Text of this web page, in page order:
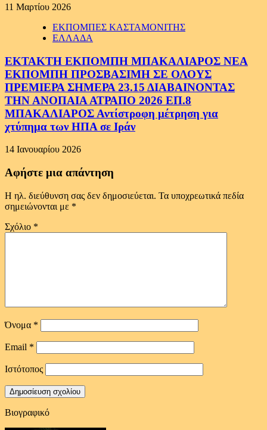
11 Μαρτίου 2026
ΕΚΠΟΜΠΕΣ ΚΑΣΤΑΜΟΝΙΤΗΣ
ΕΛΛΑΔΑ
ΕΚΤΑΚΤΗ ΕΚΠΟΜΠΗ ΜΠΑΚΑΛΙΑΡΟΣ ΝΕΑ
ΕΚΠΟΜΠΗ ΠΡΟΣΒΑΣΙΜΗ ΣΕ ΟΛΟΥΣ
ΠΡΕΜΙΕΡΑ ΣΗΜΕΡΑ 23.15 ΔΙΑΒΑΙΝΟΝΤΑΣ
ΤΗΝ ΑΝΟΠΑΙΑ ΑΤΡΑΠΟ 2026 ΕΠ.8
ΜΠΑΚΑΛΙΑΡΟΣ Αντίστροφη μέτρηση για
χτύπημα των ΗΠΑ σε Ιράν
14 Ιανουαρίου 2026
Αφήστε μια απάντηση
Η ηλ. διεύθυνση σας δεν δημοσιεύεται. Τα υποχρεωτικά πεδία
σημειώνονται με *
Σχόλιο *
Όνομα *
Email *
Ιστότοπος
Βιογραφικό